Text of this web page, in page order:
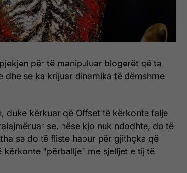
për të manipuluar blogerët që ta
dhe se ka krijuar dinamika të dëmshme
duke kërkuar që Offset të kërkonte falje
se, nëse kjo nuk ndodhte, do të
se do të fliste hapur për gjithçka që
kërkonte "përballje" me sjelljet e tij të